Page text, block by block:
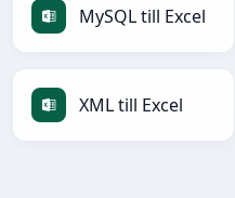
MySQL till Excel
XML till Excel